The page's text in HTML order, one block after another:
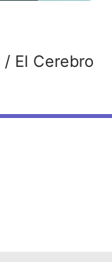
/ El Cerebro